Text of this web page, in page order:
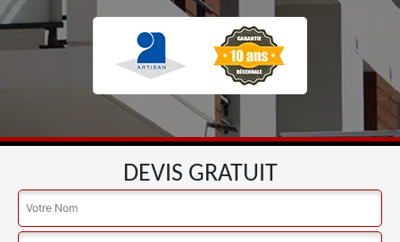
DEVIS GRATUIT